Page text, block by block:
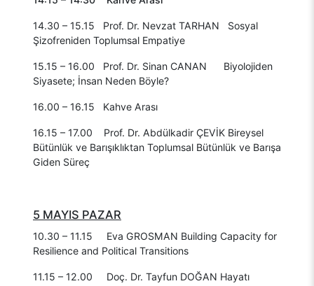
14.30 – 15.15 Prof. Dr. Nevzat TARHAN Sosyal
Şizofreniden Toplumsal Empatiye
15.15 – 16.00 Prof. Dr. Sinan CANAN Biyolojiden
Siyasete; İnsan Neden Böyle?
16.00 – 16.15 Kahve Arası
16.15 – 17.00 Prof. Dr. Abdülkadir ÇEVİK Bireysel
Bütünlük ve Barışıklıktan Toplumsal Bütünlük ve Barışa
Giden Süreç
5 MAYIS PAZAR
10.30 – 11.15 Eva GROSMAN Building Capacity for
Resilience and Political Transitions
11.15 – 12.00 Doç. Dr. Tayfun DOĞAN Hayatı